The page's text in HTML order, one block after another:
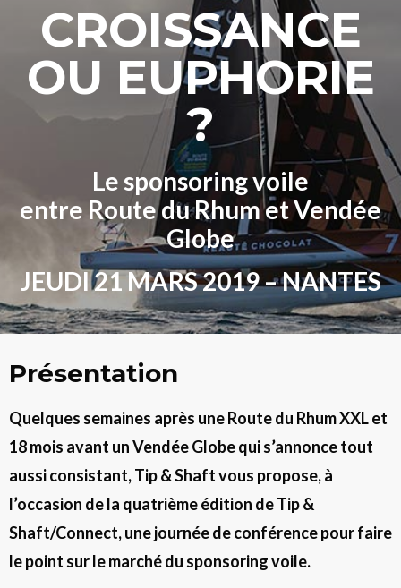
CROISSANCE
OU EUPHORIE
?
Le sponsoring voile
entre Route du Rhum et Vendée
Globe
JEUDI 21 MARS 2019 – NANTES
Présentation
Quelques semaines après une Route du Rhum XXL et
18 mois avant un Vendée Globe qui s’annonce tout
aussi consistant, Tip & Shaft vous propose, à
l’occasion de la quatrième édition de Tip &
Shaft/Connect, une journée de conférence pour faire
le point sur le marché du sponsoring voile.